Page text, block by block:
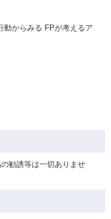
動からみる FPが考えるア
勧誘等は一切ありませ